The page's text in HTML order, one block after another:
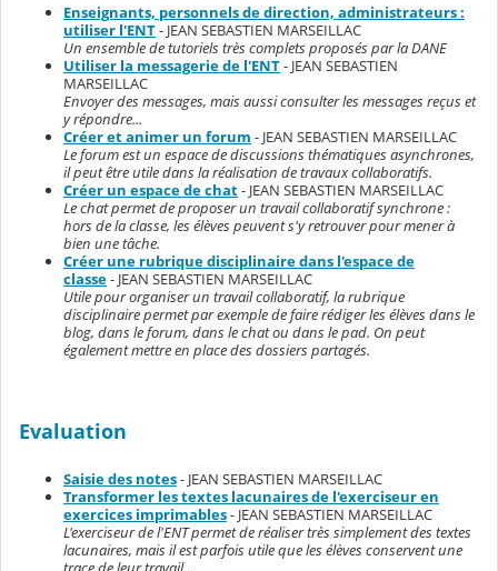
Enseignants, personnels de direction, administrateurs :
utiliser l'ENT- JEAN SEBASTIEN MARSEILLAC
Un ensemble de tutoriels très complets proposés par la DANE
Utiliser la messagerie de l'ENT- JEAN SEBASTIEN
MARSEILLAC
Envoyer des messages, mais aussi consulter les messages reçus et
y répondre...
Créer et animer un forum - JEAN SEBASTIEN MARSEILLAC
Le forum est un espace de discussions thématiques asynchrones,
il peut être utile dans la réalisation de travaux collaboratifs.
Créer un espace de chat- JEAN SEBASTIEN MARSEILLAC
Le chat permet de proposer un travail collaboratif synchrone :
hors de la classe, les élèves peuvent s'y retrouver pour mener à
bien une tâche.
Créer une rubrique disciplinaire dans l'espace de
classe- JEAN SEBASTIEN MARSEILLAC
Utile pour organiser un travail collaboratif, la rubrique
disciplinaire permet par exemple de faire rédiger les élèves dans le
blog, dans le forum, dans le chat ou dans le pad. On peut
également mettre en place des dossiers partagés.
Evaluation
Saisie des notes- JEAN SEBASTIEN MARSEILLAC
Transformer les textes lacunaires de l'exerciseur en
exercices imprimables- JEAN SEBASTIEN MARSEILLAC
L'exerciseur de l'ENT permet de réaliser très simplement des textes
lacunaires, mais il est parfois utile que les élèves conservent une